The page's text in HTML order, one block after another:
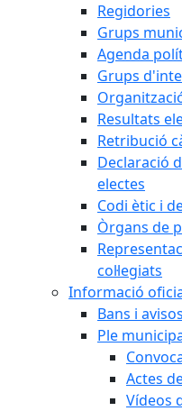
Regidories
Grups
Agenda
Grups
Resultats
Retribució
Declaració
electes
Codi ètic i
Òrgans de
col·legiats
Informació
Bans i avisos
Ple
Actes
Vídeos